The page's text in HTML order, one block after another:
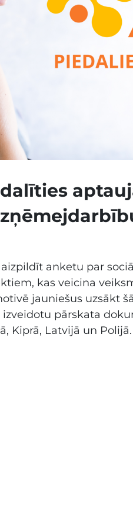
anketu par
kas veicina
jauniešus uzsākt
pārskata
Kiprā, Latvijā un